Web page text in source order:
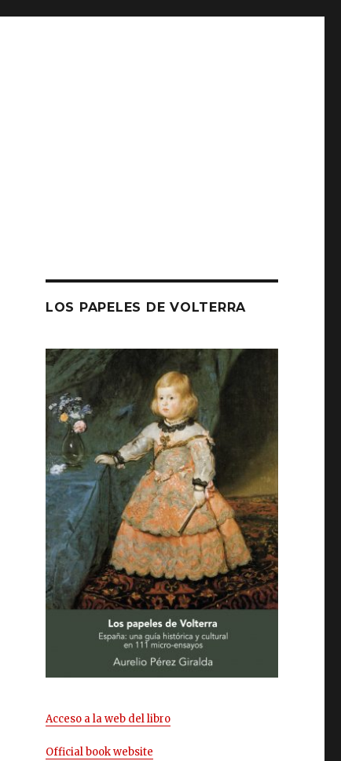
LOS PAPELES DE VOLTERRA
Acceso a la web del libro
Official book website